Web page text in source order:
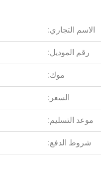
الاسم التجاري:
رقم الموديل:
موك:
السعر:
موعد التسليم:
شروط الدفع: